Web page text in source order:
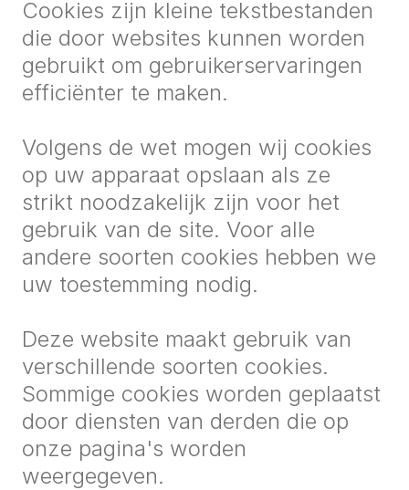
Cookies zijn kleine tekstbestanden
die door websites kunnen worden
gebruikt om gebruikerservaringen
efficiënter te maken.
Volgens de wet mogen wij cookies
op uw apparaat opslaan als ze
strikt noodzakelijk zijn voor het
gebruik van de site. Voor alle
andere soorten cookies hebben we
uw toestemming nodig.
Deze website maakt gebruik van
verschillende soorten cookies.
Sommige cookies worden geplaatst
door diensten van derden die op
onze pagina's worden
weergegeven.